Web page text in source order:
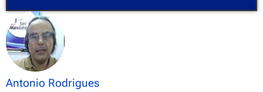
Antonio Rodrigues